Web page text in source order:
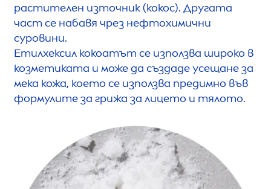
растителен източник (кокос). Другата
част се набавя чрез нефтохимични
суровини.
Етилхексил кокоатът се използва широко в
козметиката и може да създаде усещане за
мека кожа, което се използва предимно във
формулите за грижа за лицето и тялото.